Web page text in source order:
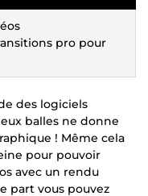
pro pour
des logiciels
balles ne donne
! Même cela
pour pouvoir
avec un rendu
part vous pouvez